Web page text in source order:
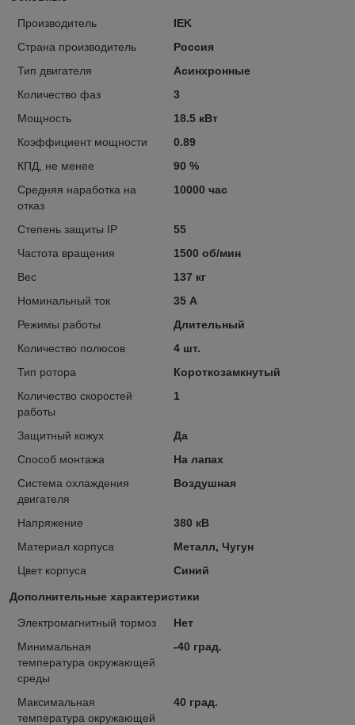
Производитель
IEK
Страна производитель
Россия
Тип двигателя
Асинхронные
Количество фаз
3
Мощность
18.5 кВт
Коэффициент мощности
0.89
КПД, не менее
90 %
Средняя наработка на
отказ
10000 час
Степень защиты IP
55
Частота вращения
1500 об/мин
Вес
137 кг
Номинальный ток
35 А
Режимы работы
Длительный
Количество полюсов
4 шт.
Тип ротора
Короткозамкнутый
Количество скоростей
работы
1
Защитный кожух
Да
Способ монтажа
На лапах
Система охлаждения
двигателя
Воздушная
Напряжение
380 кВ
Материал корпуса
Металл, Чугун
Цвет корпуса
Синий
Дополнительные характеристики
Электромагнитный тормоз
Нет
Минимальная
температура окружающей
среды
-40 град.
Максимальная
температура окружающей
40 град.